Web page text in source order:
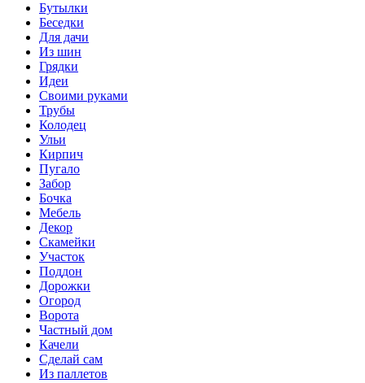
Бутылки
Беседки
Для дачи
Из шин
Грядки
Идеи
Своими руками
Трубы
Колодец
Ульи
Кирпич
Пугало
Забор
Бочка
Мебель
Декор
Скамейки
Участок
Поддон
Дорожки
Огород
Ворота
Частный дом
Качели
Сделай сам
Из паллетов